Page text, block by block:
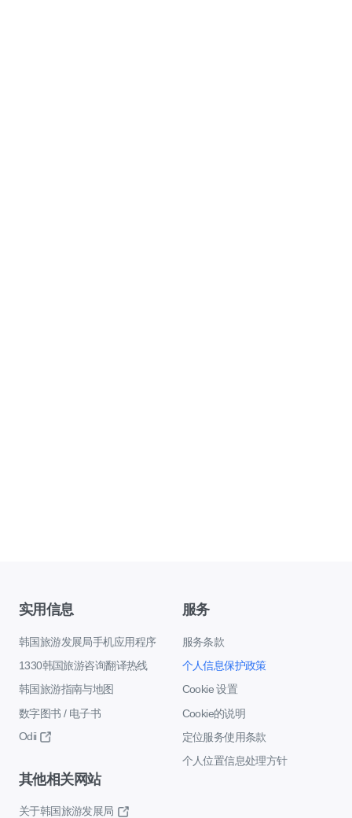
实用信息
韩国旅游发展局手机应用程序
1330韩国旅游咨询翻译热线
韩国旅游指南与地图
数字图书 / 电子书
Odii
服务
服务条款
个人信息保护政策
Cookie 设置
Cookie的说明
定位服务使用条款
个人位置信息处理方针
其他相关网站
关于韩国旅游发展局